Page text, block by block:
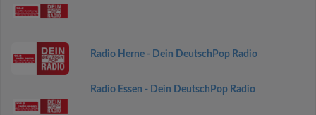
Radio Herne - Dein DeutschPop Radio
Radio Essen - Dein DeutschPop Radio